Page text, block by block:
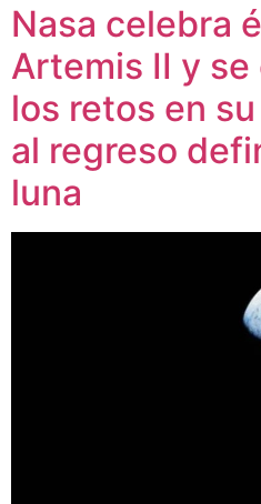
Nasa celebra
Artemis II y
los retos en
al regreso
luna